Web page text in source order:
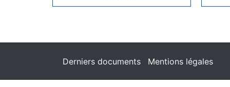
Derniers documents Mentions légales